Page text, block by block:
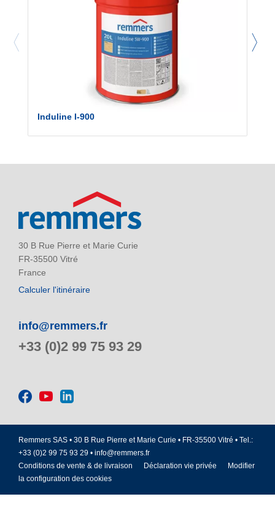
Induline I-900
30 B Rue Pierre et Marie Curie
FR-35500 Vitré
France
Calculer l'itinéraire
info@remmers.fr
+33 (0)2 99 75 93 29
Remmers SAS • 30 B Rue Pierre et Marie Curie • FR-35500 Vitré • Tel.:
+33 (0)2 99 75 93 29 • info@remmers.fr
Conditions de vente & de livraison
Déclaration vie privée
Modifier
la configuration des cookies